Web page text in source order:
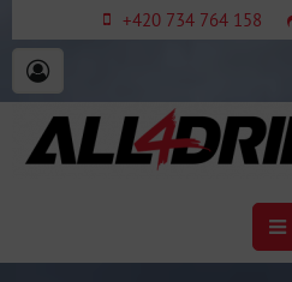
+420 734 764 158